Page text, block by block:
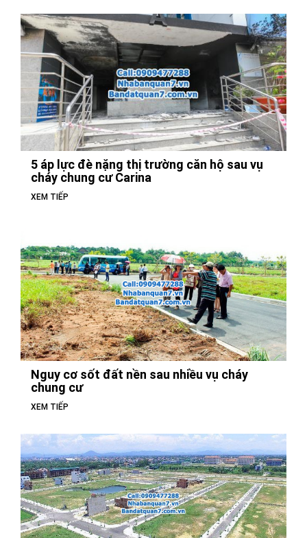
5 áp lực đè nặng thị trường căn hộ sau vụ
cháy chung cư Carina
XEM TIẾP
Nguy cơ sốt đất nền sau nhiều vụ cháy
chung cư
XEM TIẾP